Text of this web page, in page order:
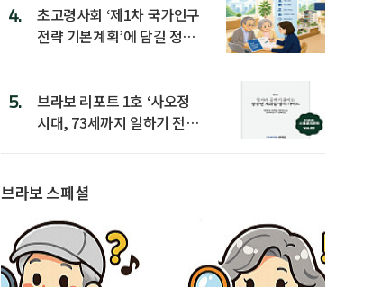
4.
초고령사회 ‘제1차 국가인구
전략 기본계획’에 담길 정책
5.
브라보 리포트 1호 ‘사오정
시대, 73세까지 일하기 전략’
브라보 스페셜